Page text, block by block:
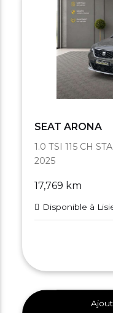
SEAT ARONA
1.0 TSI 115 CH
2025
17,769 km
Disponible à